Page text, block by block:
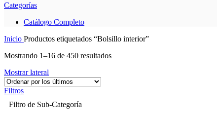
Categorías
Catálogo Completo
Inicio Productos etiquetados “Bolsillo interior”
Mostrando 1–16 de 450 resultados
Mostrar lateral
Filtros
Filtro de Sub-Categoría